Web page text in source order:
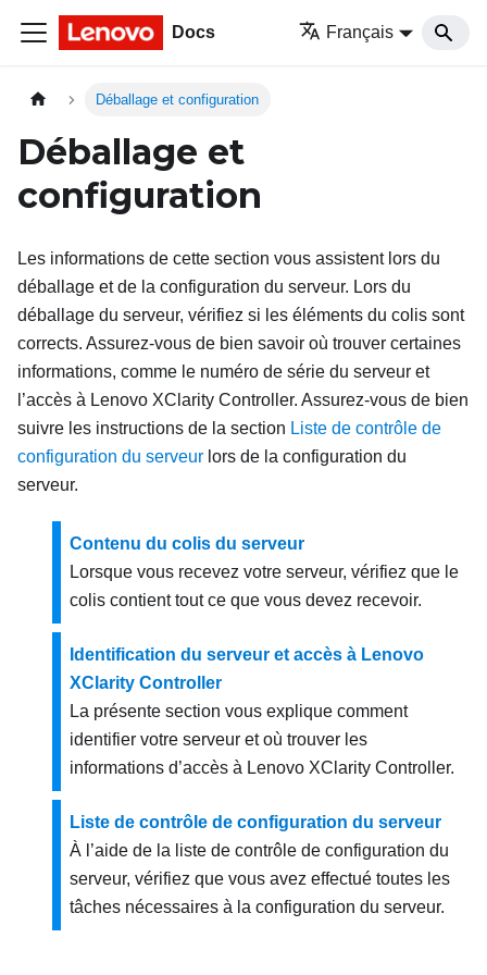
Docs Français
Déballage et configuration
Déballage et
configuration
Les informations de cette section vous assistent lors du
déballage et de la configuration du serveur. Lors du
déballage du serveur, vérifiez si les éléments du colis sont
corrects. Assurez-vous de bien savoir où trouver certaines
informations, comme le numéro de série du serveur et
l’accès à Lenovo XClarity Controller. Assurez-vous de bien
suivre les instructions de la section Liste de contrôle de
configuration du serveur lors de la configuration du
serveur.
Contenu du colis du serveur
Lorsque vous recevez votre serveur, vérifiez que le
colis contient tout ce que vous devez recevoir.
Identification du serveur et accès à Lenovo
XClarity Controller
La présente section vous explique comment
identifier votre serveur et où trouver les
informations d’accès à Lenovo XClarity Controller.
Liste de contrôle de configuration du serveur
À l’aide de la liste de contrôle de configuration du
serveur, vérifiez que vous avez effectué toutes les
tâches nécessaires à la configuration du serveur.